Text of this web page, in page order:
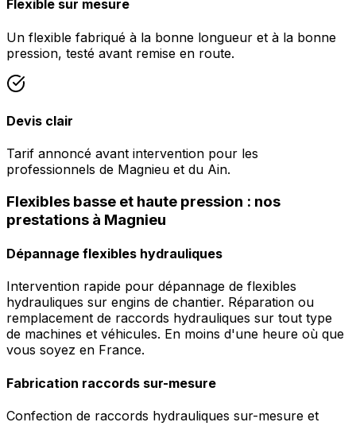
Flexible sur mesure
Un flexible fabriqué à la bonne longueur et à la bonne
pression, testé avant remise en route.
Devis clair
Tarif annoncé avant intervention pour les
professionnels de Magnieu et du Ain.
Flexibles basse et haute pression : nos
prestations à Magnieu
Dépannage flexibles hydrauliques
Intervention rapide pour dépannage de flexibles
hydrauliques sur engins de chantier. Réparation ou
remplacement de raccords hydrauliques sur tout type
de machines et véhicules. En moins d'une heure où que
vous soyez en France.
Fabrication raccords sur-mesure
Confection de raccords hydrauliques sur-mesure et